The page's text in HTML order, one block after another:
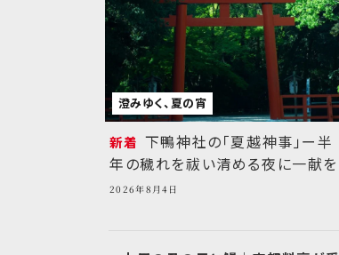
澄みゆく、夏の宵
新着 下鴨神社の「夏越神事」ー半
年の穢れを祓い清める夜に一献を
2026年8月4日